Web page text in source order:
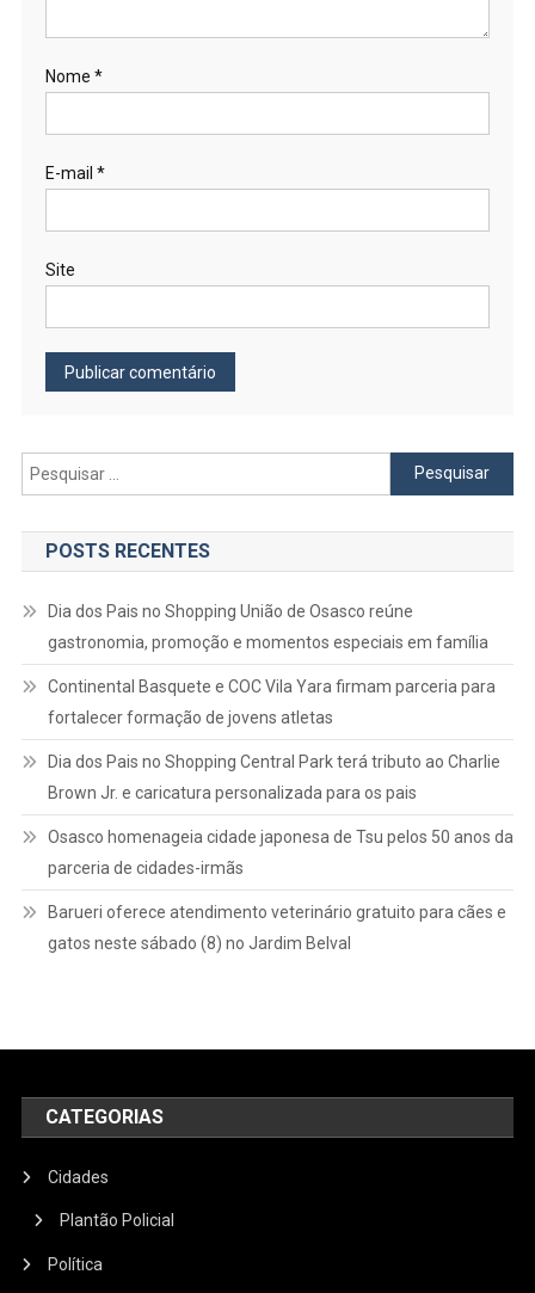
Nome *
E-mail *
Site
Pesquisar
por:
POSTS RECENTES
Dia dos Pais no Shopping União de Osasco reúne
gastronomia, promoção e momentos especiais em família
Continental Basquete e COC Vila Yara firmam parceria para
fortalecer formação de jovens atletas
Dia dos Pais no Shopping Central Park terá tributo ao Charlie
Brown Jr. e caricatura personalizada para os pais
Osasco homenageia cidade japonesa de Tsu pelos 50 anos da
parceria de cidades-irmãs
Barueri oferece atendimento veterinário gratuito para cães e
gatos neste sábado (8) no Jardim Belval
CATEGORIAS
Cidades
Plantão Policial
Política